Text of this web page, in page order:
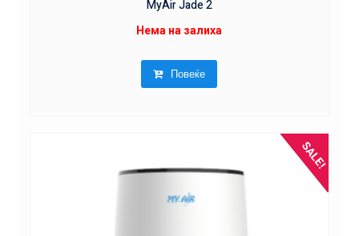
MyAir Jade 2
Нема на залиха
Повеќе
SALE!